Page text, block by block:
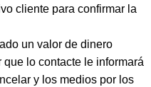
cliente para confirmar la
un valor de dinero
lo contacte le informará
y los medios por los